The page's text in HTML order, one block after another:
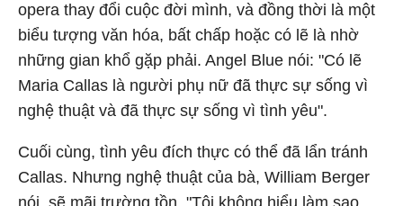
opera thay đổi cuộc đời mình, và đồng thời là một
biểu tượng văn hóa, bất chấp hoặc có lẽ là nhờ
những gian khổ gặp phải. Angel Blue nói: "Có lẽ
Maria Callas là người phụ nữ đã thực sự sống vì
nghệ thuật và đã thực sự sống vì tình yêu".
Cuối cùng, tình yêu đích thực có thể đã lẩn tránh
Callas. Nhưng nghệ thuật của bà, William Berger
nói, sẽ mãi trường tồn. "Tôi không hiểu làm sao